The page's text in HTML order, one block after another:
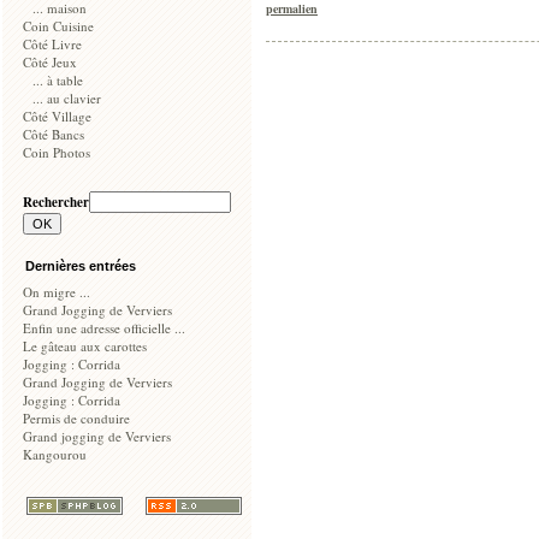
... maison
Coin Cuisine
Côté Livre
Côté Jeux
... à table
... au clavier
Côté Village
Côté Bancs
Coin Photos
Rechercher
Dernières entrées
On migre ...
Grand Jogging de Verviers
Enfin une adresse officielle ...
Le gâteau aux carottes
Jogging : Corrida
Grand Jogging de Verviers
Jogging : Corrida
Permis de conduire
Grand jogging de Verviers
Kangourou
permalien